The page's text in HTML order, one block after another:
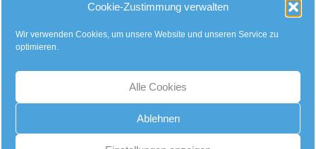
Cookie-Zustimmung verwalten
Wir verwenden Cookies, um unsere Website und unseren Service zu
optimieren.
Alle Cookies
Ablehnen
rund um Kugeln und Zubehör, gibt es für uns nur eine Antwort:
Kompetente Beratung – faire Preise!